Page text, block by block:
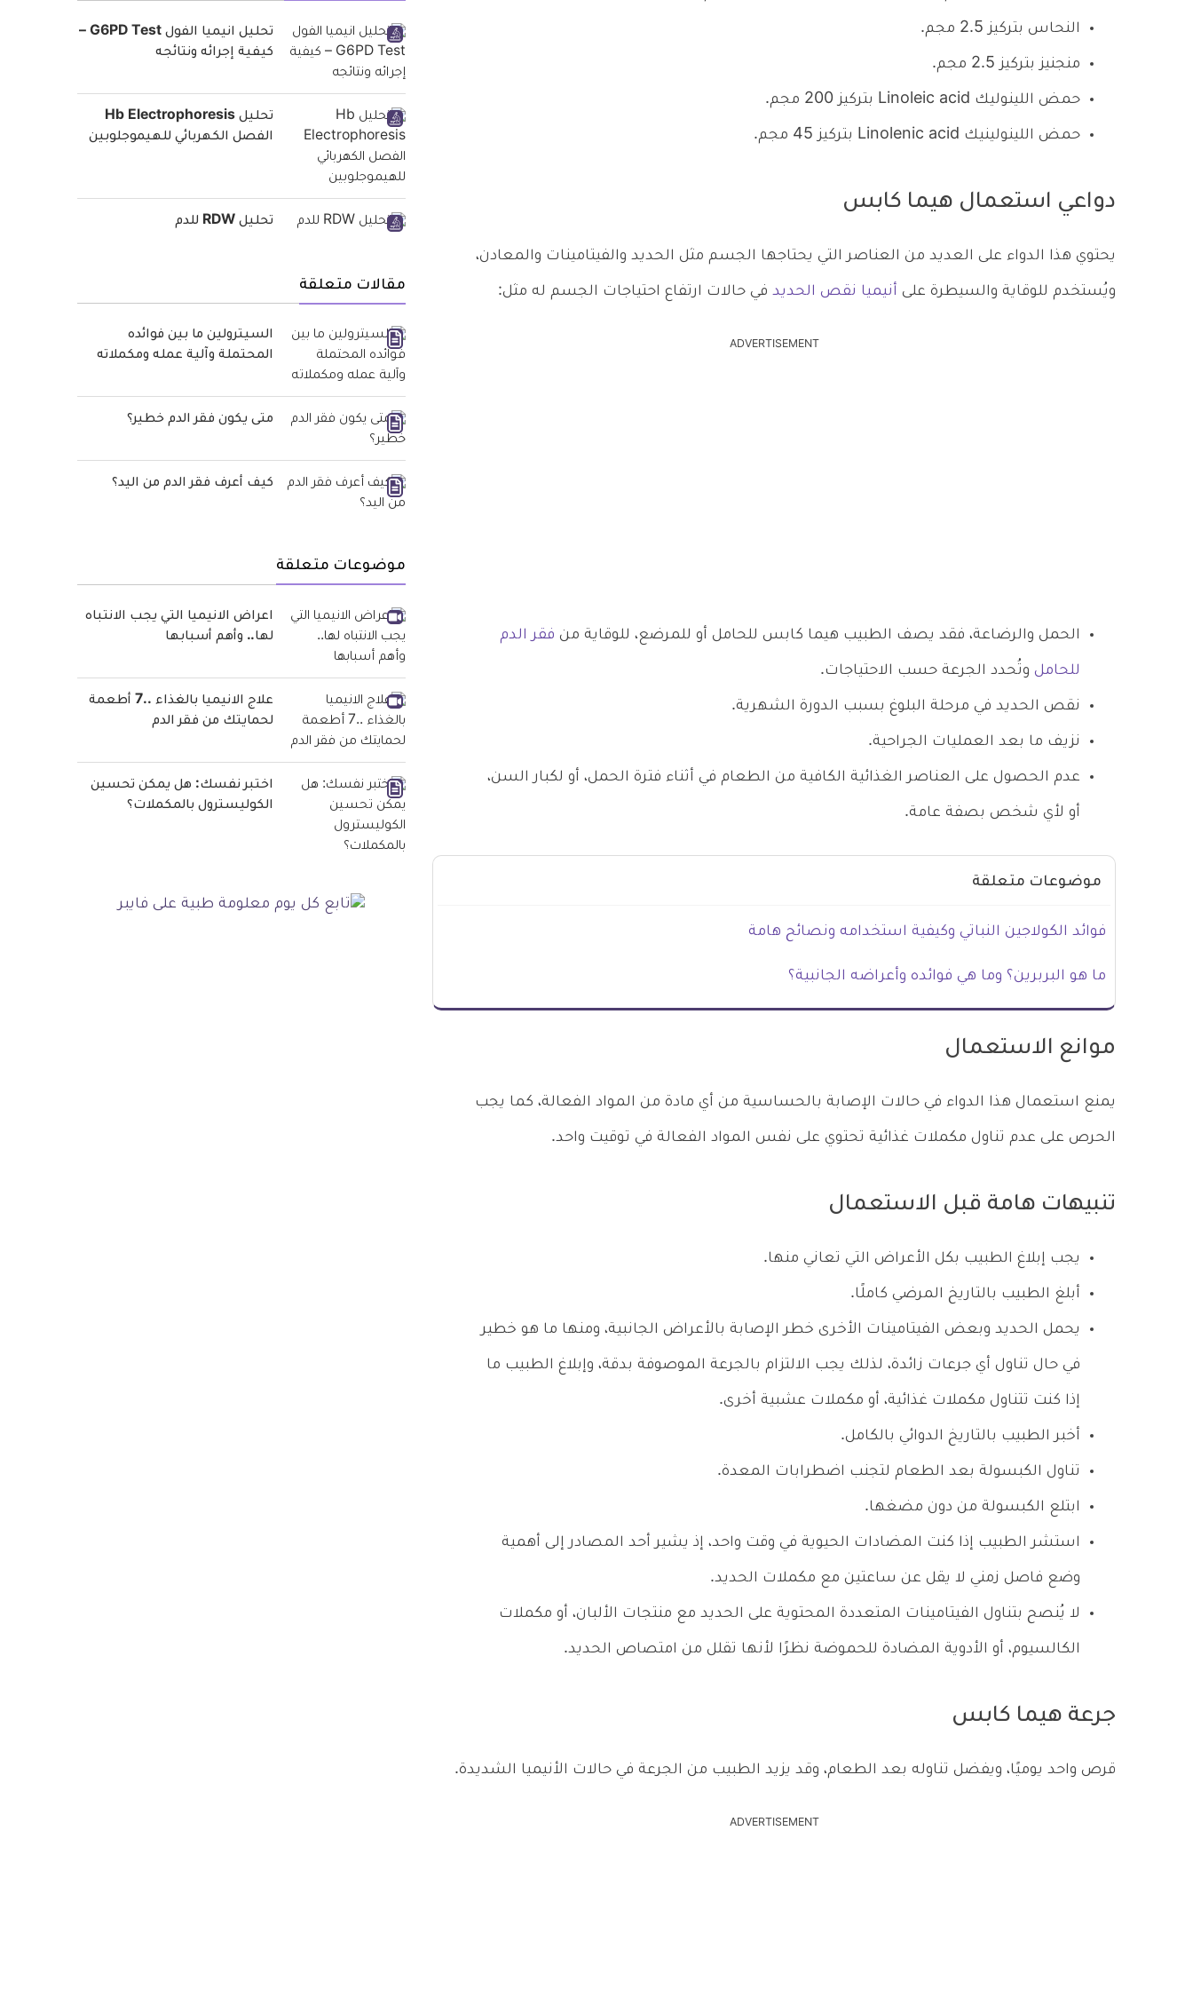
النحاس بتركيز 2.5 مجم.
منجنيز بتركيز 2.5 مجم.
حمض اللينوليك Linoleic acid بتركيز 200 مجم.
حمض اللينولينيك Linolenic acid بتركيز 45 مجم.
دواعي استعمال هيما كابس
يحتوي هذا الدواء على العديد من العناصر التي يحتاجها الجسم مثل الحديد والفيتامينات والمعادن،
ويُستخدم للوقاية والسيطرة على أنيميا نقص الحديد في حالات ارتفاع احتياجات الجسم له مثل:
ADVERTISEMENT
الحمل والرضاعة، فقد يصف الطبيب هيما كابس للحامل أو للمرضع، للوقاية من فقر الدم
للحامل وتُحدد الجرعة حسب الاحتياجات.
نقص الحديد في مرحلة البلوغ بسبب الدورة الشهرية.
نزيف ما بعد العمليات الجراحية.
عدم الحصول على العناصر الغذائية الكافية من الطعام في أثناء فترة الحمل، أو لكبار السن،
أو لأي شخص بصفة عامة.
موضوعات متعلقة
فوائد الكولاجين النباتي وكيفية استخدامه ونصائح هامة
ما هو البربرين؟ وما هي فوائده وأعراضه الجانبية؟
موانع الاستعمال
يمنع استعمال هذا الدواء في حالات الإصابة بالحساسية من أي مادة من المواد الفعالة، كما يجب
الحرص على عدم تناول مكملات غذائية تحتوي على نفس المواد الفعالة في توقيت واحد.
تنبيهات هامة قبل الاستعمال
يجب إبلاغ الطبيب بكل الأعراض التي تعاني منها.
أبلغ الطبيب بالتاريخ المرضي كاملًا.
يحمل الحديد وبعض الفيتامينات الأخرى خطر الإصابة بالأعراض الجانبية، ومنها ما هو خطير
في حال تناول أي جرعات زائدة، لذلك يجب الالتزام بالجرعة الموصوفة بدقة، وإبلاغ الطبيب ما
إذا كنت تتناول مكملات غذائية، أو مكملات عشبية أخرى.
أخبر الطبيب بالتاريخ الدوائي بالكامل.
تناول الكبسولة بعد الطعام لتجنب اضطرابات المعدة.
ابتلع الكبسولة من دون مضغها.
استشر الطبيب إذا كنت المضادات الحيوية في وقت واحد، إذ يشير أحد المصادر إلى أهمية
وضع فاصل زمني لا يقل عن ساعتين مع مكملات الحديد.
لا يُنصح بتناول الفيتامينات المتعددة المحتوية على الحديد مع منتجات الألبان، أو مكملات
الكالسيوم، أو الأدوية المضادة للحموضة نظرًا لأنها تقلل من امتصاص الحديد.
جرعة هيما كابس
قرص واحد يوميًا، ويفضل تناوله بعد الطعام، وقد يزيد الطبيب من الجرعة في حالات الأنيميا الشديدة.
ADVERTISEMENT
تحليل انيميا الفول G6PD Test –
كيفية إجرائه ونتائجه
تحليل Hb Electrophoresis
الفصل الكهربائي للهيموجلوبين
تحليل RDW للدم
مقالات متعلقة
السيترولين ما بين فوائده
المحتملة وآلية عمله ومكملاته
متى يكون فقر الدم خطير؟
كيف أعرف فقر الدم من اليد؟
موضوعات متعلقة
اعراض الانيميا التي يجب الانتباه
لها.. وأهم أسبابها
علاج الانيميا بالغذاء ..7 أطعمة
لحمايتك من فقر الدم
اختبر نفسك: هل يمكن تحسين
الكوليسترول بالمكملات؟